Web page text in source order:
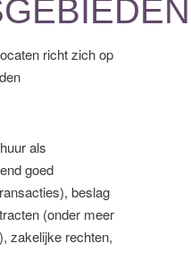
richt zich op
als
goed
beslag
(onder meer
zakelijke rechten,